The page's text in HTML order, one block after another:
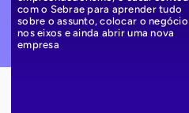
com o Sebrae para aprender tudo
sobre o assunto, colocar o negócio
nos eixos e ainda abrir uma nova
empresa